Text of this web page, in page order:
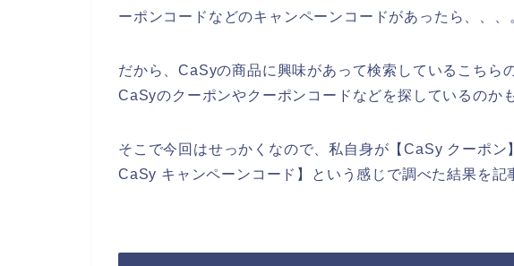
ーポンコードなどのキャンペーンコードがあったら、、、
だから、CaSyの商品に興味があって検索しているこちら
CaSyのクーポンやクーポンコードなどを探しているのか
そこで今回はせっかくなので、私自身が【CaSy クーポン
CaSy キャンペーンコード】という感じで調べた結果を記